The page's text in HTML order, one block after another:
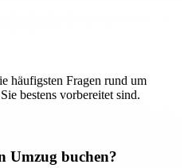
häufigsten Fragen rund um
bestens vorbereitet sind.
Umzug buchen?